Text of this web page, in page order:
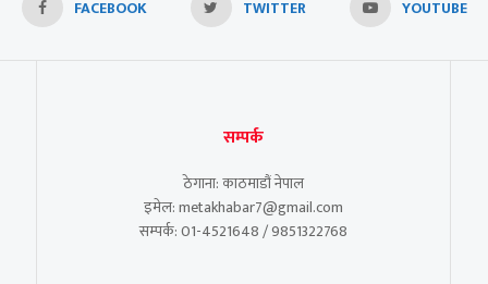
FACEBOOK TWITTER YOUTUBE
सम्पर्क
ठेगाना: काठमाडौं नेपाल
इमेल: metakhabar7@gmail.com
सम्पर्क: 01-4521648 / 9851322768